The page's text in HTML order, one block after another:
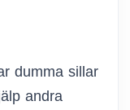
dumma sillar
andra